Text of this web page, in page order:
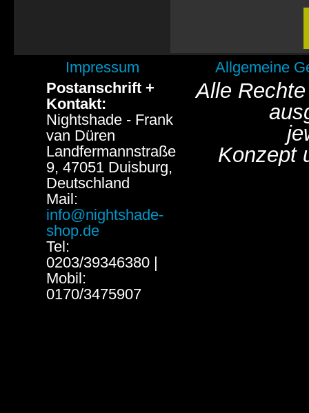
Impressum
Allgemeine
Postanschrift +
Kontakt:
Nightshade - Frank
van Düren
Landfermannstraße
9, 47051 Duisburg,
Deutschland
Mail:
info@nightshade-
shop.de
Tel:
0203/39346380 |
Mobil:
0170/3475907
Alle
Konzept